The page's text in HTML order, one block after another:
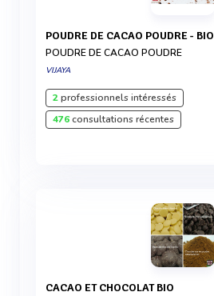
POUDRE DE CACAO POUDRE - BIO
POUDRE DE CACAO POUDRE
VIJAYA
2professionnels intéressés
476consultations récentes
CACAO ET CHOCOLAT BIO